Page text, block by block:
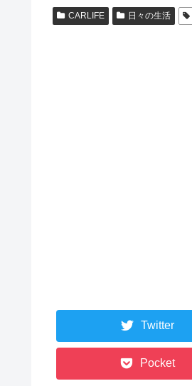
CARLIFE 日々の生活
Twitter
Pocket